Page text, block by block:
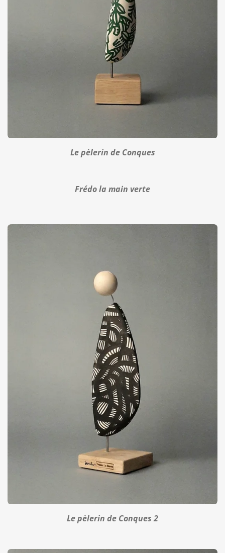
Le pèlerin de Conques
Frédo la main verte
Le pèlerin de Conques 2